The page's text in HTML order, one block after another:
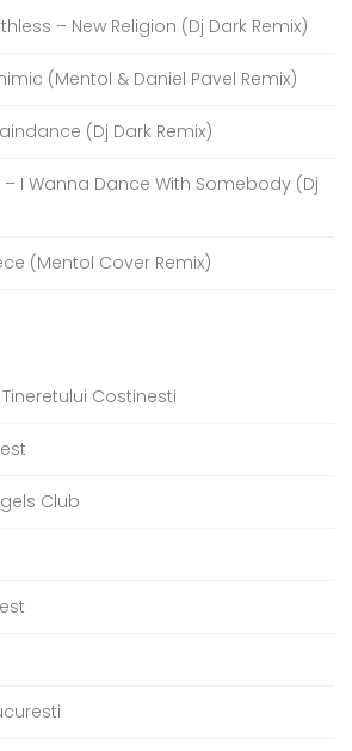
– New Religion (Dj Dark Remix)
(Mentol & Daniel Pavel Remix)
(Dj Dark Remix)
I Wanna Dance With Somebody (Dj
(Mentol Cover Remix)
Costinesti
Club